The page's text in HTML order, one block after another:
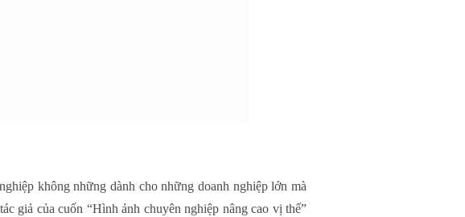
không những dành cho những doanh nghiệp lớn mà
giả của cuốn “Hình ảnh chuyên nghiệp nâng cao vị thế”